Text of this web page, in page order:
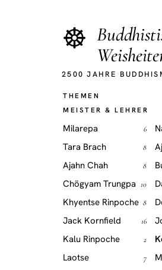
☸
2500 JAHRE
THEMEN
MEISTER & LEHRER
Milarepa 6
Tara Brach 8
Ajahn Chah 8
Chögyam Trungpa 10
Khyentse Rinpoche 8
Jack Kornfield 16
Kalu Rinpoche 2
Laotse 7